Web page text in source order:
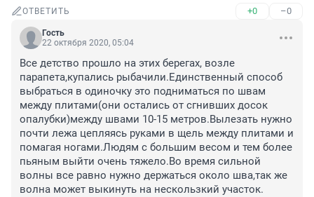
ОТВЕТИТЬ +0 –0
Гость
22 октября 2020, 05:04
Все детство прошло на этих берегах, возле
парапета,купались рыбачили.Единственный способ
выбраться в одиночку это подниматься по швам
между плитами(они остались от сгнивших досок
опалубки)между швами 10-15 метров.Вылезать нужно
почти лежа цепляясь руками в щель между плитами и
помагая ногами.Людям с большим весом и тем более
пьяным выйти очень тяжело.Во время сильной
волны все равно нужно держаться около шва,так же
волна может выкинуть на нескользкий участок.